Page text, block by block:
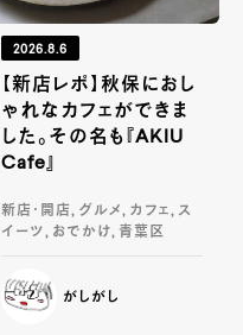
2026.8.6
【新店レポ】秋保におし
ゃれなカフェができま
した。その名も『AKIU
Cafe』
新店・開店, グルメ, カフェ, ス
イーツ, おでかけ, 青葉区
がしがし